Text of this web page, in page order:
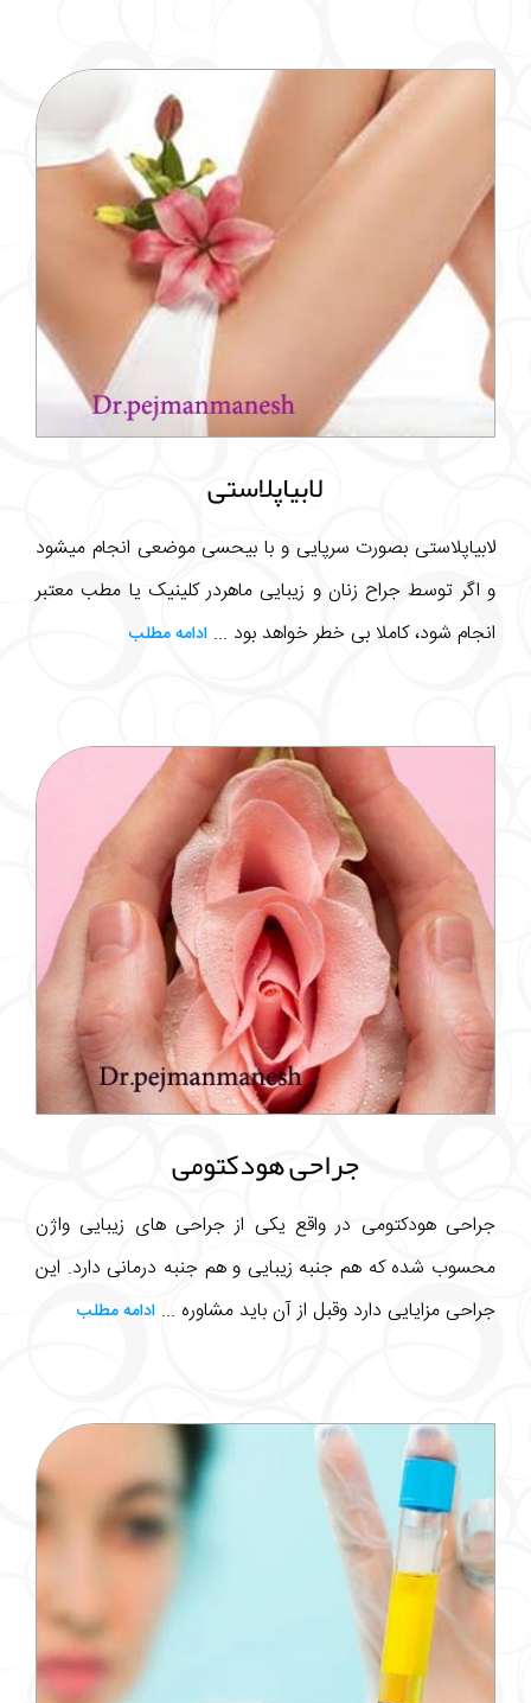
لابیاپلاستی
لابیاپلاستی بصورت سرپایی و با بیحسی موضعی انجام میشود
و اگر توسط جراح زنان و زیبایی ماهردر کلینیک یا مطب معتبر
انجام شود، کاملا بی خطر خواهد بود ... ادامه مطلب
جراحی هودکتومی
جراحی هودکتومی در واقع یکی از جراحی های زیبایی واژن
محسوب شده که هم جنبه زیبایی و هم جنبه درمانی دارد. این
جراحی مزایایی دارد وقبل از آن باید مشاوره ... ادامه مطلب